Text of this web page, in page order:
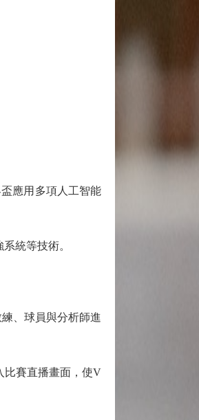
應用多項人工智能
統等技術。
、球員與分析師進
賽直播畫面，使V